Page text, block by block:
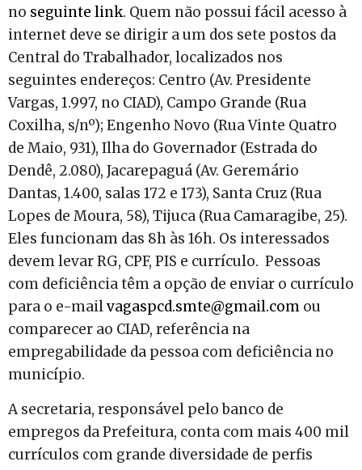
no seguinte link. Quem não possui fácil acesso à
internet deve se dirigir a um dos sete postos da
Central do Trabalhador, localizados nos
seguintes endereços: Centro (Av. Presidente
Vargas, 1.997, no CIAD), Campo Grande (Rua
Coxilha, s/nº); Engenho Novo (Rua Vinte Quatro
de Maio, 931), Ilha do Governador (Estrada do
Dendê, 2.080), Jacarepaguá (Av. Geremário
Dantas, 1.400, salas 172 e 173), Santa Cruz (Rua
Lopes de Moura, 58), Tijuca (Rua Camaragibe, 25).
Eles funcionam das 8h às 16h. Os interessados
devem levar RG, CPF, PIS e currículo. Pessoas
com deficiência têm a opção de enviar o currículo
para o e-mailvagaspcd.smte@gmail.com ou
comparecer ao CIAD, referência na
empregabilidade da pessoa com deficiência no
município.
A secretaria, responsável pelo banco de
empregos da Prefeitura, conta com mais 400 mil
currículos com grande diversidade de perfis